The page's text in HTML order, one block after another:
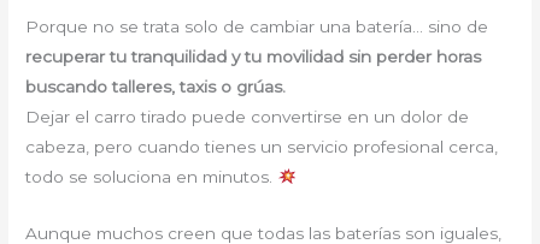
Porque no se trata solo de cambiar una batería… sino de
recuperar tu tranquilidad y tu movilidad sin perder horas
buscando talleres, taxis o grúas.
Dejar el carro tirado puede convertirse en un dolor de
cabeza, pero cuando tienes un servicio profesional cerca,
todo se soluciona en minutos.
Aunque muchos creen que todas las baterías son iguales,